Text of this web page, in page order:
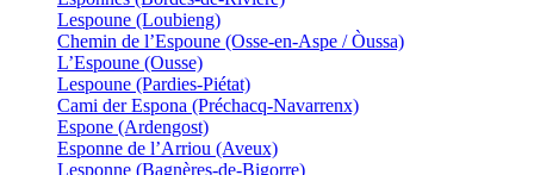
Lespoune (Loubieng)
Chemin de l’Espoune (Osse-en-Aspe / Òussa)
L’Espoune (Ousse)
Lespoune (Pardies-Piétat)
Cami der Espona (Préchacq-Navarrenx)
Espone (Ardengost)
Esponne de l’Arriou (Aveux)
Lesponne (Bagnères-de-Bigorre)